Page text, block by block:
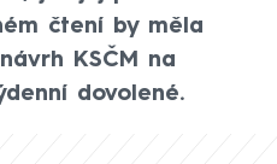
čtení by měla
KSČM na
dovolené.